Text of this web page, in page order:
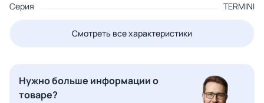
Серия
TERMINI
Смотреть все характеристики
Нужно больше информации о
товаре?